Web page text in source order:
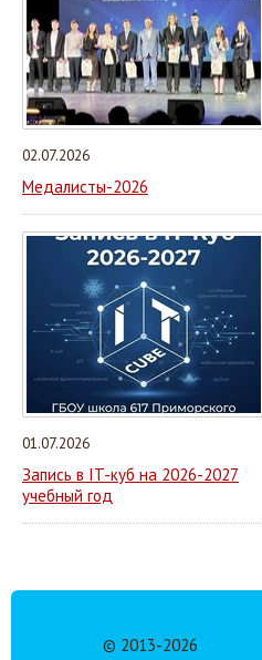
02.07.2026
Медалисты-2026
01.07.2026
Запись в IT-куб на 2026-2027
учебный год
© 2013-2026